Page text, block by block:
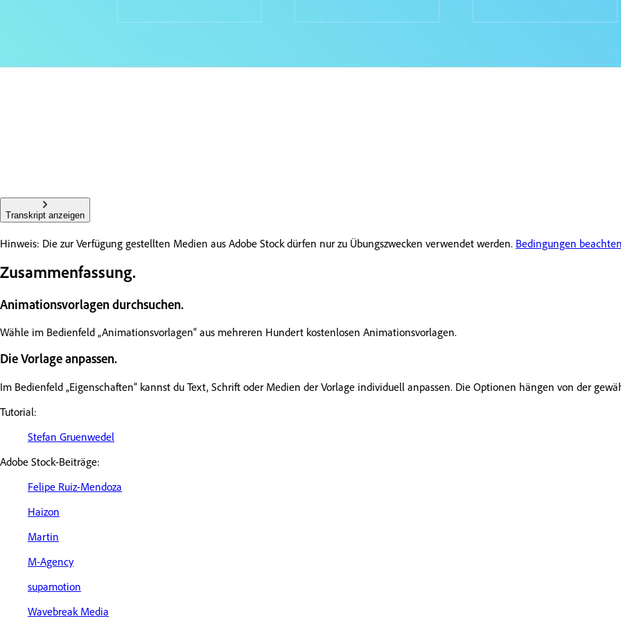
Transkript anzeigen
Hinweis: Die zur Verfügung gestellten Medien aus Adobe Stock dürfen nur zu Übungszwecken verwendet werden. Bedingungen
Zusammenfassung.
Animationsvorlagen durchsuchen.
Wähle im Bedienfeld „Animationsvorlagen“ aus mehreren Hundert kostenlosen Animationsvorlagen.
Die Vorlage anpassen.
Im Bedienfeld „Eigenschaften“ kannst du Text, Schrift oder Medien der Vorlage individuell anpassen. Die Optionen hängen von der
Tutorial:
Stefan Gruenwedel
Adobe Stock-Beiträge:
Felipe Ruiz-Mendoza
Haizon
Martin
M-Agency
supamotion
Wavebreak Media